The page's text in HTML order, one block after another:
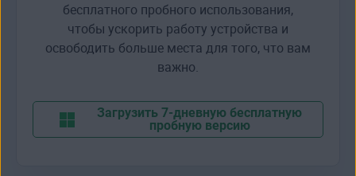
бесплатного пробного использования,
чтобы ускорить работу устройства и
освободить больше места для того, что вам
важно.
Загрузить 7-дневную бесплатную
пробную версию